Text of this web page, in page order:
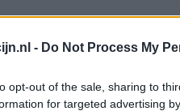
- Do Not Process My
opt-out of the sale, sharing to
for targeted advertising